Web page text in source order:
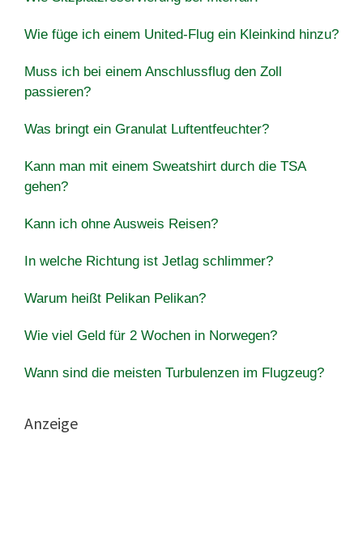
Wie füge ich einem United-Flug ein Kleinkind hinzu?
Muss ich bei einem Anschlussflug den Zoll
passieren?
Was bringt ein Granulat Luftentfeuchter?
Kann man mit einem Sweatshirt durch die TSA
gehen?
Kann ich ohne Ausweis Reisen?
In welche Richtung ist Jetlag schlimmer?
Warum heißt Pelikan Pelikan?
Wie viel Geld für 2 Wochen in Norwegen?
Wann sind die meisten Turbulenzen im Flugzeug?
Anzeige